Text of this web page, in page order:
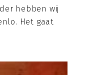
hebben wij
Het gaat